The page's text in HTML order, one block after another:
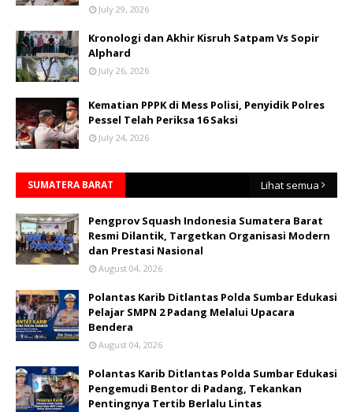
July 29, 2026
Kronologi dan Akhir Kisruh Satpam Vs Sopir
Alphard
July 26, 2026
Kematian PPPK di Mess Polisi, Penyidik Polres
Pessel Telah Periksa 16 Saksi
July 24, 2026
SUMATERA BARAT Lihat semua
Pengprov Squash Indonesia Sumatera Barat
Resmi Dilantik, Targetkan Organisasi Modern
dan Prestasi Nasional
August 04, 2026
Polantas Karib Ditlantas Polda Sumbar Edukasi
Pelajar SMPN 2 Padang Melalui Upacara
Bendera
August 04, 2026
Polantas Karib Ditlantas Polda Sumbar Edukasi
Pengemudi Bentor di Padang, Tekankan
Pentingnya Tertib Berlalu Lintas